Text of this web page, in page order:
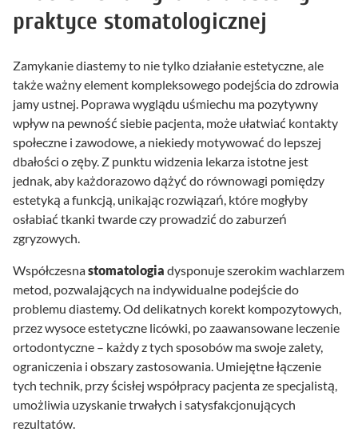
praktyce stomatologicznej
Zamykanie diastemy to nie tylko działanie estetyczne, ale
także ważny element kompleksowego podejścia do zdrowia
jamy ustnej. Poprawa wyglądu uśmiechu ma pozytywny
wpływ na pewność siebie pacjenta, może ułatwiać kontakty
społeczne i zawodowe, a niekiedy motywować do lepszej
dbałości o zęby. Z punktu widzenia lekarza istotne jest
jednak, aby każdorazowo dążyć do równowagi pomiędzy
estetyką a funkcją, unikając rozwiązań, które mogłyby
osłabiać tkanki twarde czy prowadzić do zaburzeń
zgryzowych.
Współczesnastomatologia dysponuje szerokim wachlarzem
metod, pozwalających na indywidualne podejście do
problemu diastemy. Od delikatnych korekt kompozytowych,
przez wysoce estetyczne licówki, po zaawansowane leczenie
ortodontyczne – każdy z tych sposobów ma swoje zalety,
ograniczenia i obszary zastosowania. Umiejętne łączenie
tych technik, przy ścisłej współpracy pacjenta ze specjalistą,
umożliwia uzyskanie trwałych i satysfakcjonujących
rezultatów.